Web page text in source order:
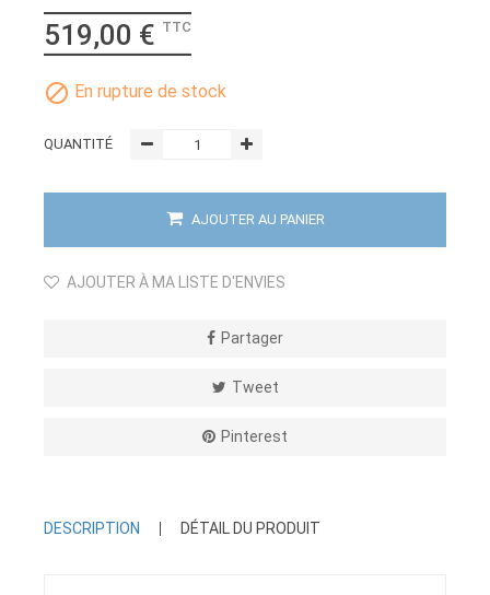
519,00 € TTC
 En rupture de stock
QUANTITÉ
AJOUTER AU PANIER
AJOUTER À MA LISTE D'ENVIES
Partager
Tweet
Pinterest
DESCRIPTION DÉTAIL DU PRODUIT